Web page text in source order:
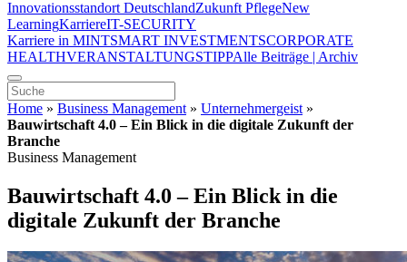
Innovationsstandort DeutschlandZukunft PflegeNew
LearningKarriereIT-SECURITY
Karriere in MINTSMART INVESTMENTSCORPORATE
HEALTHVERANSTALTUNGSTIPPAlle Beiträge | Archiv
Home » Business Management » Unternehmergeist »
Bauwirtschaft 4.0 – Ein Blick in die digitale Zukunft der
Branche
Business Management
Bauwirtschaft 4.0 – Ein Blick in die
digitale Zukunft der Branche